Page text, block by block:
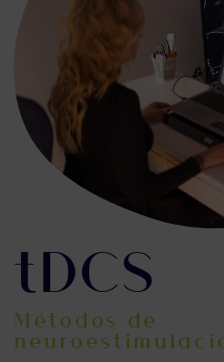
tDCS
Métodos de